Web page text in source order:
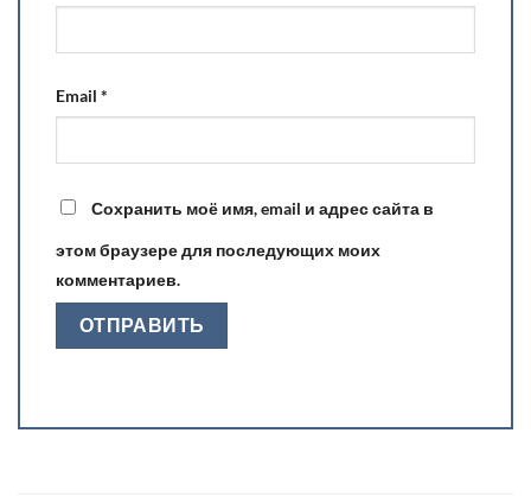
Email *
Сохранить моё имя, email и адрес сайта в
этом браузере для последующих моих
комментариев.